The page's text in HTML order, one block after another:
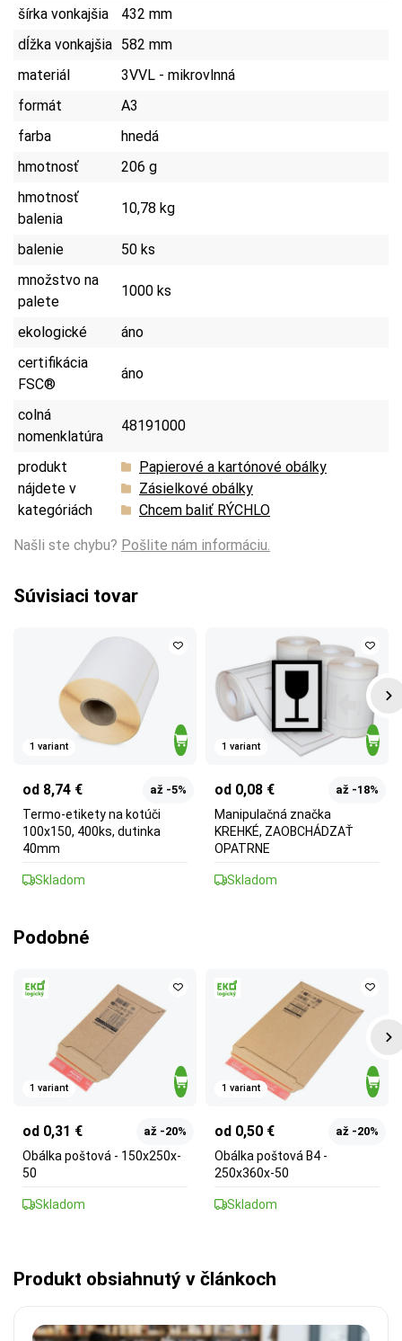
šírka vonkajšia
432 mm
dĺžka vonkajšia 582 mm
materiál
3VVL - mikrovlnná
formát
A3
farba
hnedá
hmotnosť
206 g
hmotnosť
balenia
10,78 kg
balenie
50 ks
množstvo na
palete
1000 ks
ekologické
áno
certifikácia
FSC®
áno
colná
nomenklatúra
48191000
produkt
nájdete v
kategóriách
Papierové a kartónové obálky
Zásielkové obálky
Chcem baliť RÝCHLO
Našli ste chybu? Pošlite nám informáciu.
Súvisiaci tovar
1 variant
od 8,74 € až -5%
Termo-etikety na kotúči
100x150, 400ks, dutinka
40mm
Skladom
1 variant
od 0,08 € až -18%
Manipulačná značka
KREHKÉ, ZAOBCHÁDZAŤ
OPATRNE
Skladom
Podobné
1 variant
od 0,31 € až -20%
Obálka poštová - 150x250x-
50
Skladom
1 variant
od 0,50 € až -20%
Obálka poštová B4 -
250x360x-50
Skladom
Produkt obsiahnutý v článkoch